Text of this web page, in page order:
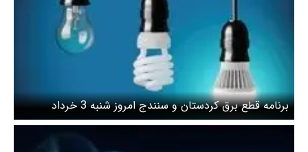
برنامه قطع برق کردستان و سنندج امروز شنبه 3 خرداد